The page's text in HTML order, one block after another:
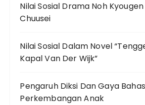
Nilai Sosial Drama Noh
Chuusei
Nilai Sosial Dalam Novel
Kapal Van Der Wijk”
Pengaruh Diksi Dan Gaya
Perkembangan Anak